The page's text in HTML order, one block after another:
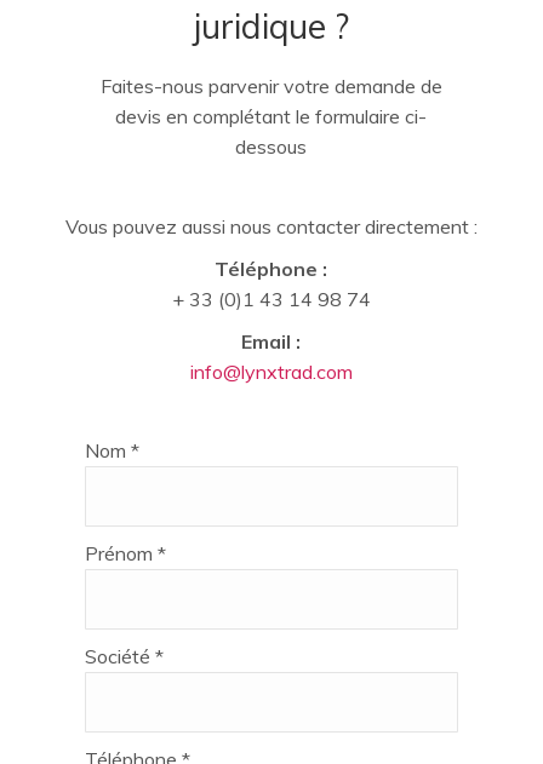
juridique ?
Faites-nous parvenir votre demande de
devis en complétant le formulaire ci-
dessous
Vous pouvez aussi nous contacter directement :
Téléphone :
+ 33 (0)1 43 14 98 74
Email :
info@lynxtrad.com
Nom *
Prénom *
Société *
Téléphone *